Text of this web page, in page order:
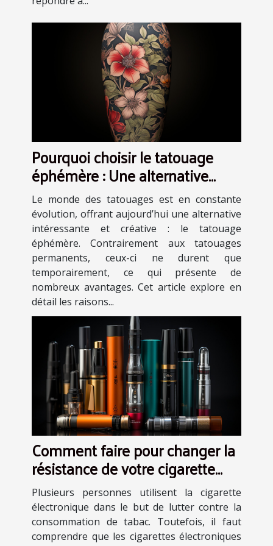
Pourquoi choisir le tatouage
éphémère : Une alternative
artistique et sans engagement
Le monde des tatouages est en constante
évolution, offrant aujourd’hui une alternative
intéressante et créative : le tatouage
éphémère. Contrairement aux tatouages
permanents, ceux-ci ne durent que
temporairement, ce qui présente de
nombreux avantages. Cet article explore en
détail les raisons...
Comment faire pour changer la
résistance de votre cigarette
électronique ?
Plusieurs personnes utilisent la cigarette
électronique dans le but de lutter contre la
consommation de tabac. Toutefois, il faut
comprendre que les cigarettes électroniques